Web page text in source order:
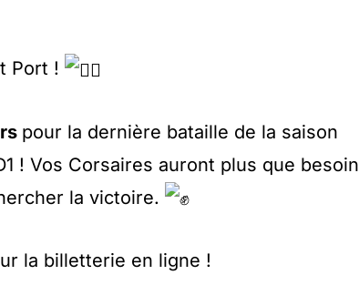
Port !
pour la dernière bataille de la saison
! Vos Corsaires auront plus que besoin
la victoire.
la billetterie en ligne !